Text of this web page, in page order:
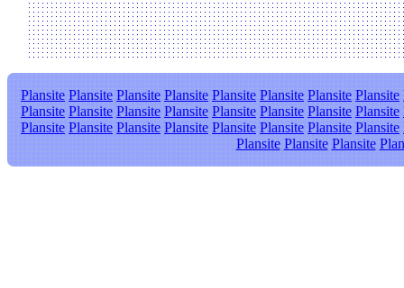
Plansite Plansite Plansite Plansite Plansite Plansite Plansite Plansite
Plansite Plansite Plansite Plansite Plansite Plansite Plansite Plansite
Plansite Plansite Plansite Plansite Plansite Plansite Plansite Plansite
Plansite Plansite Plansite